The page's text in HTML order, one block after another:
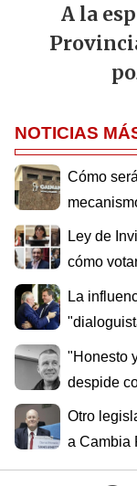
A la
NOTICIAS
Cómo
Ley de
cómo
La
"Honesto
despide
Otro
a Cambia